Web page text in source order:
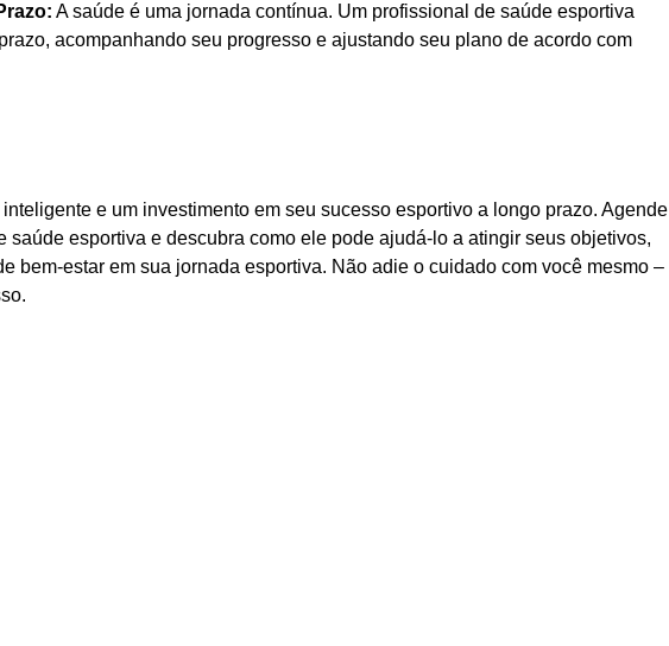
A saúde é uma jornada contínua. Um profissional de saúde esportiva
acompanhando seu progresso e ajustando seu plano de acordo com
e um investimento em seu sucesso esportivo a longo prazo. Agende
saúde esportiva e descubra como ele pode ajudá-lo a atingir seus objetivos,
bem-estar em sua jornada esportiva. Não adie o cuidado com você mesmo –